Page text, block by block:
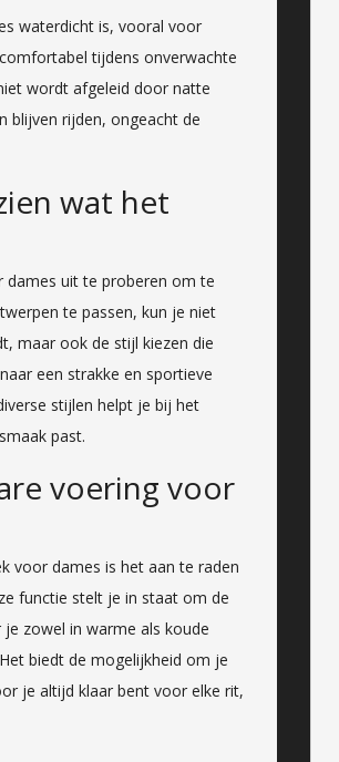
waterdicht is, vooral voor
tijdens onverwachte
wordt afgeleid door natte
blijven rijden, ongeacht de
wat het
dames uit te proberen om te
te passen, kun je niet
maar ook de stijl kiezen die
een strakke en sportieve
stijlen helpt je bij het
past.
voering voor
voor dames is het aan te raden
functie stelt je in staat om de
zowel in warme als koude
biedt de mogelijkheid om je
je altijd klaar bent voor elke rit,